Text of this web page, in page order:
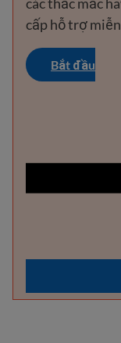
cấp hỗ trợ
Bắt đầu